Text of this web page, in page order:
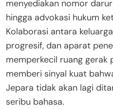
menyediakan nomor
hingga advokasi hukum
Kolaborasi antara
progresif, dan aparat
memperkecil ruang gerak
memberi sinyal kuat
Jepara tidak akan lagi
seribu bahasa.